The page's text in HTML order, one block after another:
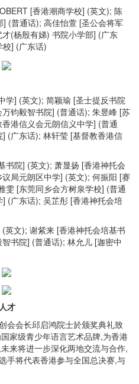
[香港潮商学校] (英文); 陈
(普通话); 高佳怡萱 [圣公会将军
(杨殷有娣) 书院小学部] (广东
] (广东话)
学] (英文); 简颖瑜 [圣士提反书院
钧毅智书院] (普通话); 朱昱峰 [苏
港信义会元朗信义中学] (普通
(广东话); 林轩莹 [基督教香港信
书院] (英文); 萧显扬 [香港神托会
局元朗区中学] (英文); 何振阳 [赛
雯 [东莞同乡会方树泉学校] (普通
(广东话); 吴芷彤 [香港神托会培
英文); 谢紫来 [香港神托会培基书
书院] (普通话); 林允儿 [迦密中
才
会会长邱启鸿院士於颁奖典礼致
家级青少年语言艺术品牌,为香港
来将进一步深化两地交流与合作,
手将代表香港参与全国总决赛,与